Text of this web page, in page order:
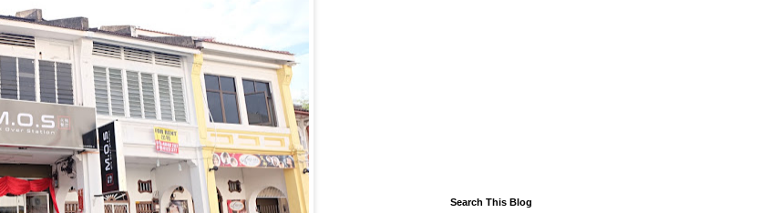
Search This Blog